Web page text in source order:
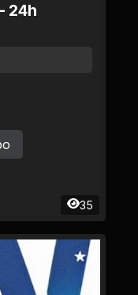
24h
35